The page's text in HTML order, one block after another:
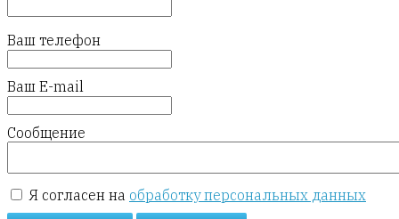
Ваш телефон
Ваш E-mail
Сообщение
Я согласен на обработку персональных данных